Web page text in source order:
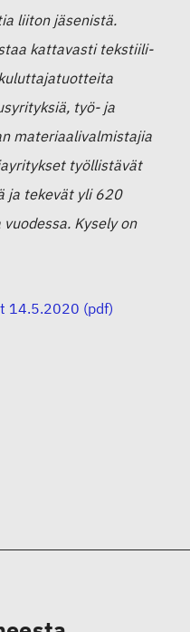
liiton jäsenistä.
kattavasti tekstiili-
työ- ja
materiaalivalmistajia
työllistävät
ja tekevät yli 620
Kysely on
14.5.2020 (pdf)